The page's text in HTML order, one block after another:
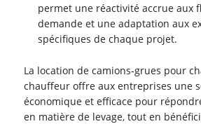
permet une réactivité accrue aux
demande et une adaptation aux
spécifiques de chaque projet.
La location de camions-grues pour
chauffeur offre aux entreprises une
économique et efficace pour
en matière de levage, tout en